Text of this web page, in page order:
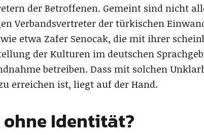
der Betroffenen. Gemeint sind nicht
Verbandsvertreter der türkischen
etwa Zafer Senocak, die mit ihrer
der Kulturen im deutschen
betreiben. Dass mit solchen
erreichen ist, liegt auf der Hand.
ohne Identität?